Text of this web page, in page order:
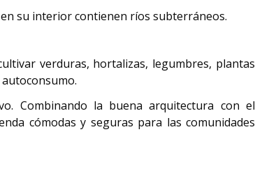
su interior contienen ríos subterráneos.
verduras, hortalizas, legumbres, plantas
Combinando la buena arquitectura con el
cómodas y seguras para las comunidades